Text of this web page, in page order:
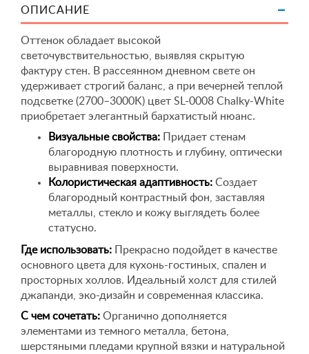
ОПИСАНИЕ
Оттенок обладает высокой
светочувствительностью, выявляя скрытую
фактуру стен. В рассеянном дневном свете он
удерживает строгий баланс, а при вечерней теплой
подсветке (2700–3000K) цвет SL-0008 Chalky-White
приобретает элегантный бархатистый нюанс.
Визуальные свойства: Придает стенам
благородную плотность и глубину, оптически
выравнивая поверхности.
Колористическая адаптивность: Создает
благородный контрастный фон, заставляя
металлы, стекло и кожу выглядеть более
статусно.
Где использовать: Прекрасно подойдет в качестве
основного цвета для кухонь-гостиных, спален и
просторных холлов. Идеальный холст для стилей
джапанди, эко-дизайн и современная классика.
С чем сочетать: Органично дополняется
элементами из темного металла, бетона,
шерстяными пледами крупной вязки и натуральной